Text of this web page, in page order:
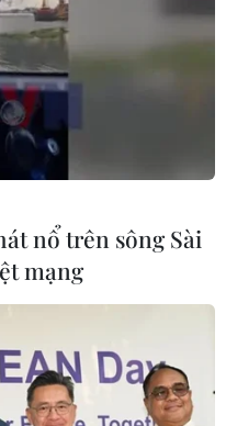
sinh lớn, các công ty vệ
xuể nên rác thải ùn
nổ trên sông Sài
mạng